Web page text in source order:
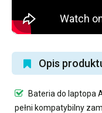
Opis
Bateria do laptopa
pełni kompatybilny